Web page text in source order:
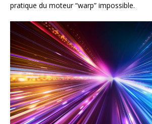
pratique du moteur “warp” impossible.